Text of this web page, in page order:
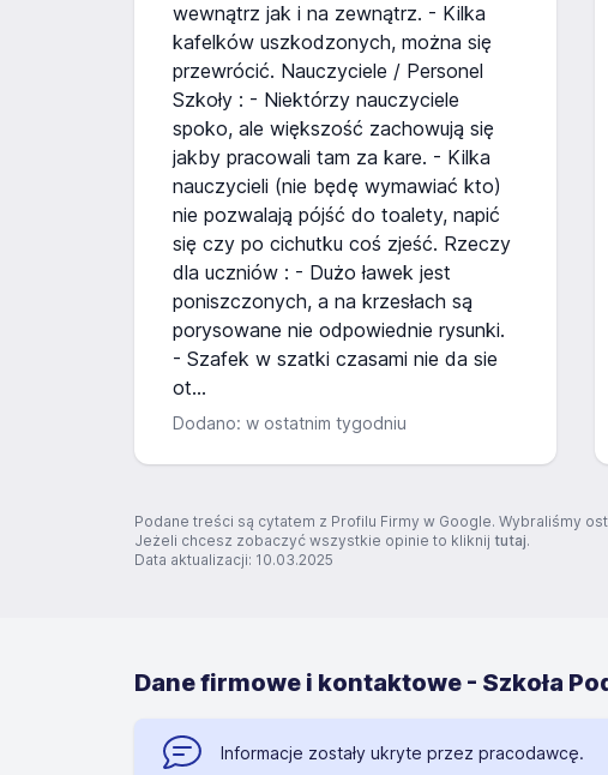
wewnątrz jak i na zewnątrz. - Kilka
kafelków uszkodzonych, można się
przewrócić. Nauczyciele / Personel
Szkoły : - Niektórzy nauczyciele
spoko, ale większość zachowują się
jakby pracowali tam za kare. - Kilka
nauczycieli (nie będę wymawiać kto)
nie pozwalają pójść do toalety, napić
się czy po cichutku coś zjeść. Rzeczy
dla uczniów : - Dużo ławek jest
poniszczonych, a na krzesłach są
porysowane nie odpowiednie rysunki.
- Szafek w szatki czasami nie da sie
ot...
Dodano: w ostatnim tygodniu
Podane treści są cytatem z Profilu Firmy w Google. Wybraliśmy
Jeżeli chcesz zobaczyć wszystkie opinie to kliknij tutaj.
Data aktualizacji: 10.03.2025
Dane firmowe i kontaktowe - Szkoła
Informacje zostały ukryte przez pracodawcę.